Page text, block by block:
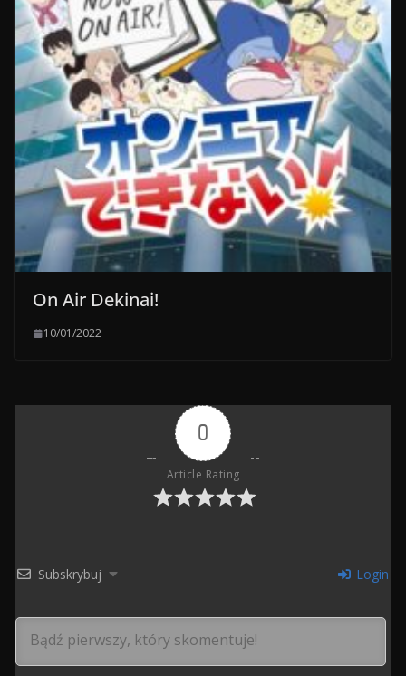
On Air Dekinai!
10/01/2022
0
Article Rating
Subskrybuj Login